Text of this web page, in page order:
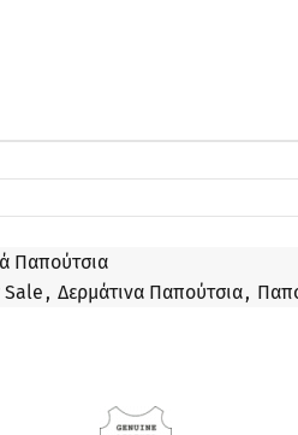
Παπούτσια
, Δερμάτινα Παπούτσια,